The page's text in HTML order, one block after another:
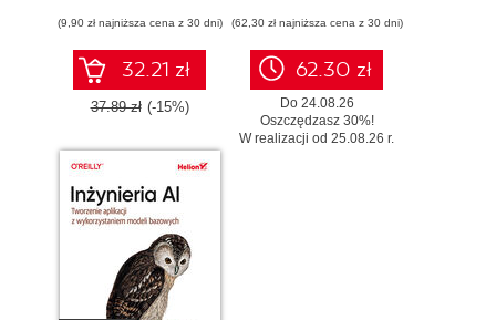
(9,90 zł najniższa cena z 30 dni)
32.21 zł
37.89 zł (-15%)
(62,30 zł najniższa cena z 30 dni)
62.30 zł
Do 24.08.26
Oszczędzasz 30%!
W realizacji od 25.08.26 r.